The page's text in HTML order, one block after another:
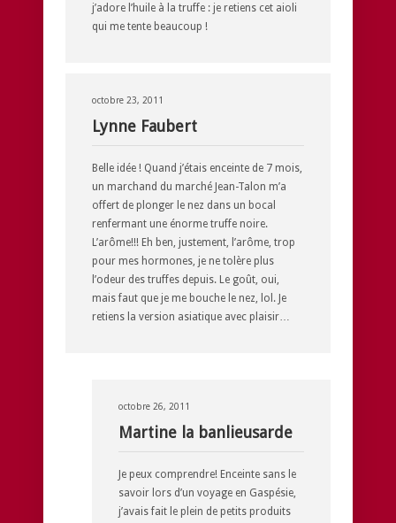
j’adore l’huile à la truffe : je retiens cet aioli
qui me tente beaucoup !
octobre 23, 2011
Lynne Faubert
Belle idée ! Quand j’étais enceinte de 7 mois,
un marchand du marché Jean-Talon m’a
offert de plonger le nez dans un bocal
renfermant une énorme truffe noire.
L’arôme!!! Eh ben, justement, l’arôme, trop
pour mes hormones, je ne tolère plus
l’odeur des truffes depuis. Le goût, oui,
mais faut que je me bouche le nez, lol. Je
retiens la version asiatique avec plaisir…
octobre 26, 2011
Martine la banlieusarde
Je peux comprendre! Enceinte sans le
savoir lors d’un voyage en Gaspésie,
j’avais fait le plein de petits produits